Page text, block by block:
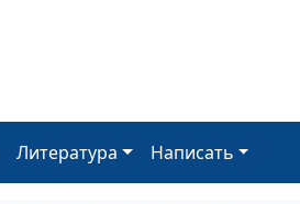
Литература Написать